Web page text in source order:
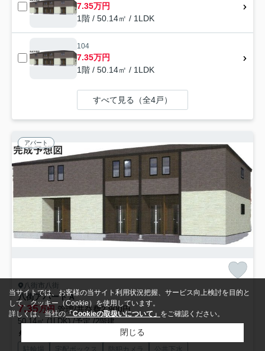
7.35万円
1階 / 50.14㎡ / 1LDK
104
7.35万円
1階 / 50.14㎡ / 1LDK
すべて見る（全4戸）
アパート
八街市八街
八街アパートＡ
7.35万円管理/共益費2,900円
50.14㎡ (1LDK) /予定 /2階建
総武本線「八街」駅 徒歩21分
駐輪場 宅配ボックス 防犯カメラ 公共下水
当サイトでは、お客様の当サイト利用状況把握、サービス向上検討を目的と
して、クッキー（Cookie）を使用しています。
詳しくは、当社の「Cookieの取扱いについて」 をご確認ください。
閉じる